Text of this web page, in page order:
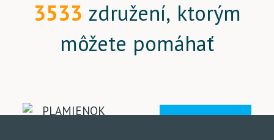
3533 združení, ktorým
môžete pomáhať